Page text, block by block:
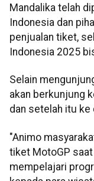
Mandalika telah
Indonesia dan
penjualan tiket,
Indonesia 2025
Selain
akan berkunjung
dan setelah itu
"Animo
tiket MotoGP
mempelajari